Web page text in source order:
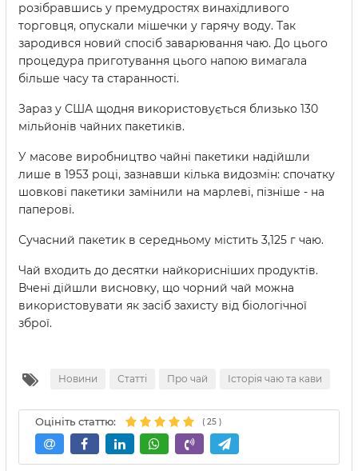
розібравшись у премудростях винахідливого
торговця, опускали мішечки у гарячу воду. Так
зародився новий спосіб заварювання чаю. До цього
процедура приготування цього напою вимагала
більше часу та старанності.
Зараз у США щодня використовується близько 130
мільйонів чайних пакетиків.
У масове виробництво чайні пакетики надійшли
лише в 1953 році, зазнавши кілька видозмін: спочатку
шовкові пакетики замінили на марлеві, пізніше - на
паперові.
Сучасний пакетик в середньому містить 3,125 г чаю.
Чай входить до десятки найкорисніших продуктів.
Вчені дійшли висновку, що чорний чай можна
використовувати як засіб захисту від біологічної
зброї.
Новини Статті Про чай Історія чаю та кави
Оцініть статтю: ( 25 )